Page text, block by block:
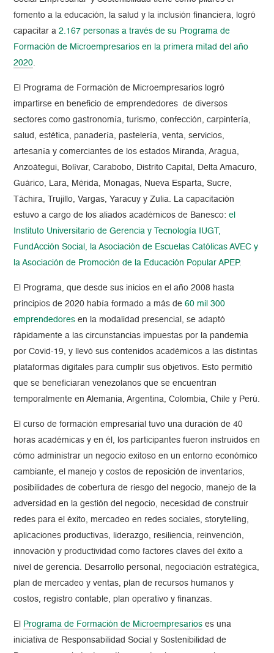
fomento a la educación, la salud y la inclusión financiera, logró
capacitar a2.167 personas a través de su Programa de
Formación de Microempresarios en la primera mitad del año
2020.
El Programa de Formación de Microempresarios logró
impartirse en beneficio de emprendedores de diversos
sectores como gastronomía, turismo, confección, carpintería,
salud, estética, panadería, pastelería, venta, servicios,
artesanía y comerciantes de los estados Miranda, Aragua,
Anzoátegui, Bolívar, Carabobo, Distrito Capital, Delta Amacuro,
Guárico, Lara, Mérida, Monagas, Nueva Esparta, Sucre,
Táchira, Trujillo, Vargas, Yaracuy y Zulia. La capacitación
estuvo a cargo de los aliados académicos de Banesco:el
Instituto Universitario de Gerencia y Tecnología IUGT,
FundAcción Social, la Asociación de Escuelas Católicas AVEC y
la Asociación de Promoción de la Educación Popular APEP.
El Programa, que desde sus inicios en el año 2008 hasta
principios de 2020 había formado a más de60 mil 300
emprendedores en la modalidad presencial, se adaptó
rápidamente a las circunstancias impuestas por la pandemia
por Covid-19, y llevó sus contenidos académicos a las distintas
plataformas digitales para cumplir sus objetivos. Esto permitió
que se beneficiaran venezolanos que se encuentran
temporalmente en Alemania, Argentina, Colombia, Chile y Perú.
El curso de formación empresarial tuvo una duración de 40
horas académicas y en él, los participantes fueron instruidos en
cómo administrar un negocio exitoso en un entorno económico
cambiante, el manejo y costos de reposición de inventarios,
posibilidades de cobertura de riesgo del negocio, manejo de la
adversidad en la gestión del negocio, necesidad de construir
redes para el éxito, mercadeo en redes sociales, storytelling,
aplicaciones productivas, liderazgo, resiliencia, reinvención,
innovación y productividad como factores claves del éxito a
nivel de gerencia. Desarrollo personal, negociación estratégica,
plan de mercadeo y ventas, plan de recursos humanos y
costos, registro contable, plan operativo y finanzas.
El Programa de Formación de Microempresarios es una
iniciativa de Responsabilidad Social y Sostenibilidad de